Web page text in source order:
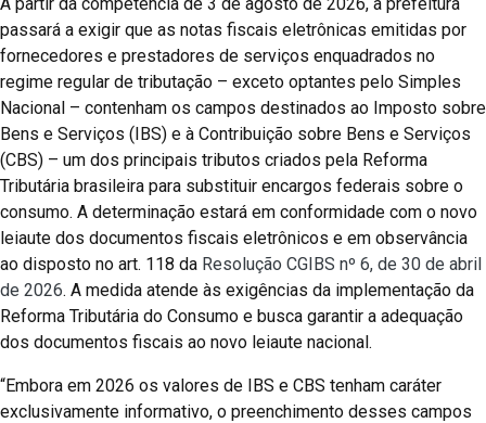
passará a exigir que as notas fiscais eletrônicas emitidas por
fornecedores e prestadores de serviços enquadrados no
regime regular de tributação – exceto optantes pelo Simples
Nacional – contenham os campos destinados ao Imposto sobre
Bens e Serviços (IBS) e à Contribuição sobre Bens e Serviços
(CBS) – um dos principais tributos criados pela Reforma
Tributária brasileira para substituir encargos federais sobre o
consumo. A determinação estará em conformidade com o novo
leiaute dos documentos fiscais eletrônicos e em observância
ao disposto no art. 118 da Resolução CGIBS nº 6, de 30 de abril
de 2026. A medida atende às exigências da implementação da
Reforma Tributária do Consumo e busca garantir a adequação
dos documentos fiscais ao novo leiaute nacional.
“Embora em 2026 os valores de IBS e CBS tenham caráter
exclusivamente informativo, o preenchimento desses campos